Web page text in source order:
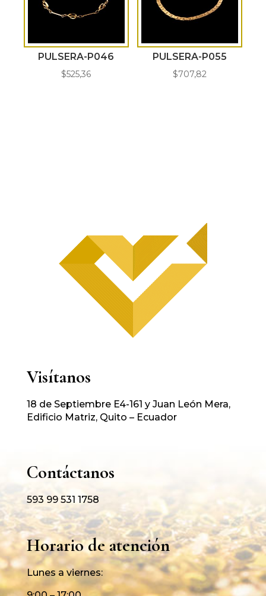
PULSERA-P046
$525,36
PULSERA-P055
$707,82
Visítanos
18 de Septiembre E4-161 y Juan León Mera,
Edificio Matriz, Quito – Ecuador
Contáctanos
593 99 531 1758
Horario de atención
Lunes a viernes: